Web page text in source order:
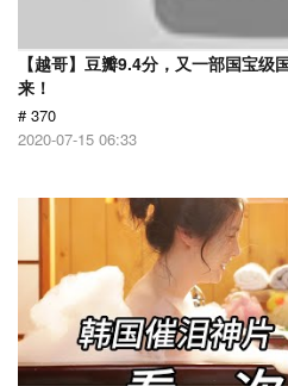
【越哥】豆瓣9.4分，又一部国宝级
来！
# 370
2020-07-15 06:33